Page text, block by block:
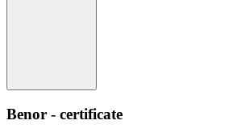
Benor - certificate